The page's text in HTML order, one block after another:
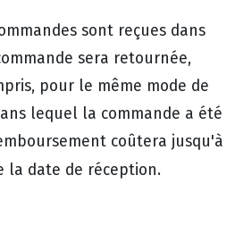
sont reçues dans
sera retournée,
pour le même mode de
lequel la commande a été
coûtera jusqu'à
la date de réception.